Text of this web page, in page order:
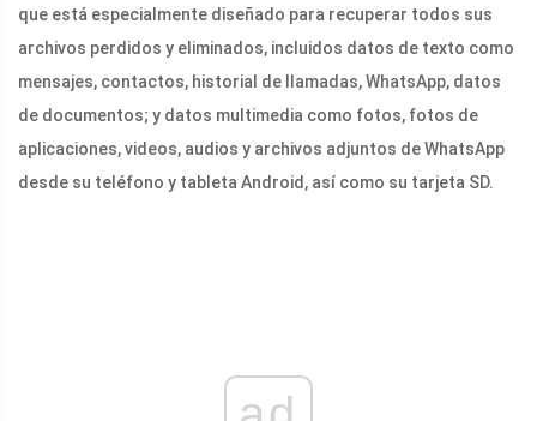
que está especialmente diseñado para recuperar todos sus
archivos perdidos y eliminados, incluidos datos de texto como
mensajes, contactos, historial de llamadas, WhatsApp, datos
de documentos; y datos multimedia como fotos, fotos de
aplicaciones, videos, audios y archivos adjuntos de WhatsApp
desde su teléfono y tableta Android, así como su tarjeta SD.